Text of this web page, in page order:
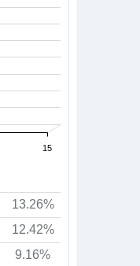
15
13.26%
12.42%
9.16%